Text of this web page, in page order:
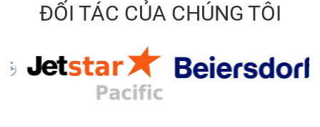
ĐỐI TÁC CỦA CHÚNG TÔI